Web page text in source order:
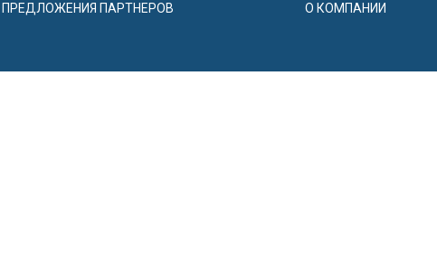
ПРЕДЛОЖЕНИЯ ПАРТНЕРОВ О КОМПАНИИ